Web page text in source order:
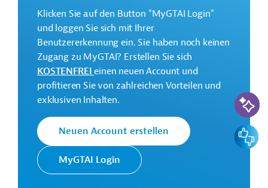
Gerechtigkeit für die Bevölkerung beitragen.
Weitere Informationen über das
Mehrjahresaktionsprogramm finden Sie in den
Originaldokumenten, die zum Download bereitstehen.
Bei Fragen wenden Sie sich bitte an das Brüsseler Büro
von Germany Trade & Invest unter bruessel@gtai.de.
Gesamtkosten:
9 Millionen Euro
Kontaktadresse
Klicken Sie auf den Button "MyGTAI Login"
und loggen Sie sich mit Ihrer
Benutzererkennung ein. Sie haben noch keinen
Zugang zu MyGTAI? Erstellen Sie sich
KOSTENFREIeinen neuen Account und
profitieren Sie von zahlreichen Vorteilen und
exklusiven Inhalten.
Neuen Account erstellen
MyGTAI Login
KI-